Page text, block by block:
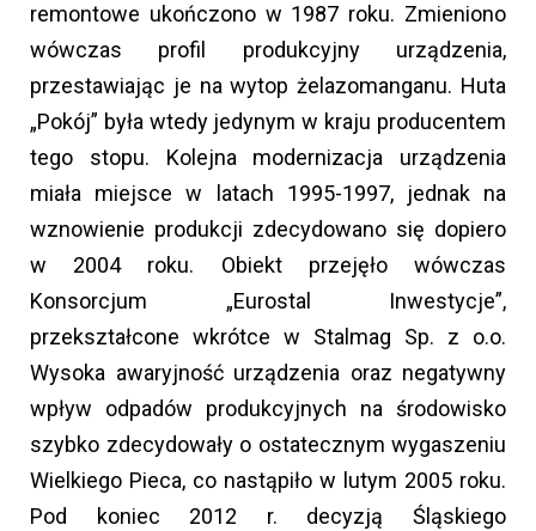
remontowe ukończono w 1987 roku. Zmieniono
wówczas profil produkcyjny urządzenia,
przestawiając je na wytop żelazomanganu. Huta
„Pokój” była wtedy jedynym w kraju producentem
tego stopu. Kolejna modernizacja urządzenia
miała miejsce w latach 1995-1997, jednak na
wznowienie produkcji zdecydowano się dopiero
w 2004 roku. Obiekt przejęło wówczas
Konsorcjum „Eurostal Inwestycje”,
przekształcone wkrótce w Stalmag Sp. z o.o.
Wysoka awaryjność urządzenia oraz negatywny
wpływ odpadów produkcyjnych na środowisko
szybko zdecydowały o ostatecznym wygaszeniu
Wielkiego Pieca, co nastąpiło w lutym 2005 roku.
Pod koniec 2012 r. decyzją Śląskiego